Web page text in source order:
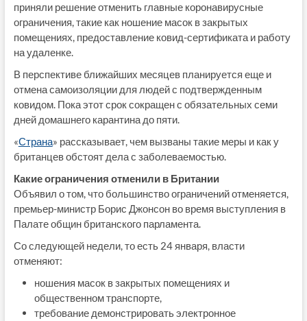
приняли решение отменить главные коронавирусные
ограничения, такие как ношение масок в закрытых
помещениях, предоставление ковид-сертификата и работу
на удаленке.
В перспективе ближайших месяцев планируется еще и
отмена самоизоляции для людей с подтвержденным
ковидом. Пока этот срок сокращен с обязательных семи
дней домашнего карантина до пяти.
«Страна» рассказывает, чем вызваны такие меры и как у
британцев обстоят дела с заболеваемостью.
Какие ограничения отменили в Британии
Объявил о том, что большинство ограничений отменяется,
премьер-министр Борис Джонсон во время выступления в
Палате общин британского парламента.
Со следующей недели, то есть 24 января, власти
отменяют:
ношения масок в закрытых помещениях и
общественном транспорте,
требование демонстрировать электронное